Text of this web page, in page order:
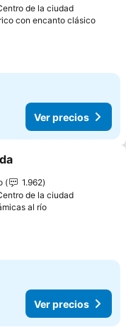
de la ciudad
con encanto clásico
Ver precios
a favoritos
1.962
de la ciudad
al río
Ver precios